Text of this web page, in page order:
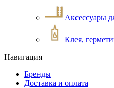
Аксессуары
Клея,
Навигация
Бренды
Доставка и оплата